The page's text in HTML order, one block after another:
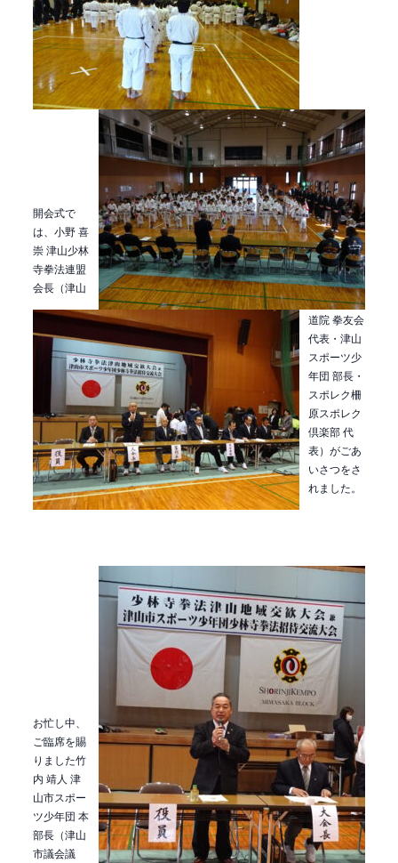
開会式で
は、小野 喜
崇 津山少林
寺拳法連盟
会長（津山
道院 拳友会
代表・津山
スポーツ少
年団 部長・
スポレク柵
原スポレク
倶楽部 代
表）がごあ
いさつをさ
れました。
お忙し中、
ご臨席を賜
りました竹
内 靖人 津
山市スポー
ツ少年団 本
部長（津山
市議会議